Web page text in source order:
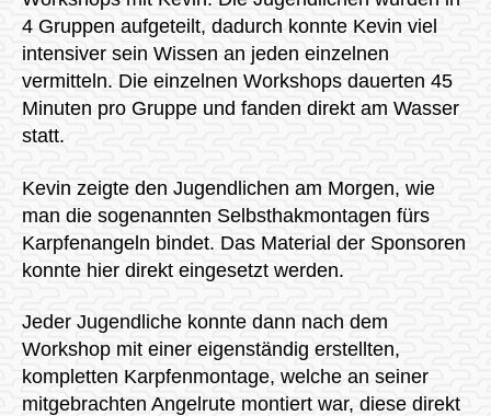
4 Gruppen aufgeteilt, dadurch konnte Kevin viel
intensiver sein Wissen an jeden einzelnen
vermitteln. Die einzelnen Workshops dauerten 45
Minuten pro Gruppe und fanden direkt am Wasser
statt.
Kevin zeigte den Jugendlichen am Morgen, wie
man die sogenannten Selbsthakmontagen fürs
Karpfenangeln bindet. Das Material der Sponsoren
konnte hier direkt eingesetzt werden.
Jeder Jugendliche konnte dann nach dem
Workshop mit einer eigenständig erstellten,
kompletten Karpfenmontage, welche an seiner
mitgebrachten Angelrute montiert war, diese direkt